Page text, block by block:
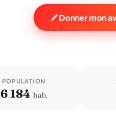
Donner mon
POPULATION
6 184 hab.